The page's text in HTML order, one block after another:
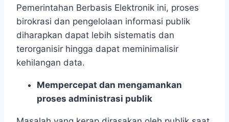
Pemerintahan Berbasis Elektronik ini, proses
birokrasi dan pengelolaan informasi publik
diharapkan dapat lebih sistematis dan
terorganisir hingga dapat meminimalisir
kehilangan data.
Mempercepat dan mengamankan
proses administrasi publik